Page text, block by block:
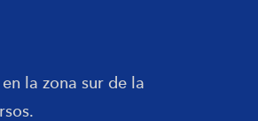
la zona sur de la